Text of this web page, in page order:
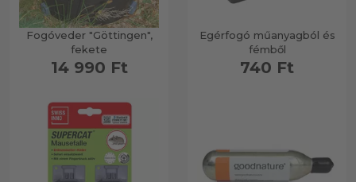
Fogóveder "Göttingen",
fekete
14 990 Ft
Egérfogó műanyagból és
fémből
740 Ft